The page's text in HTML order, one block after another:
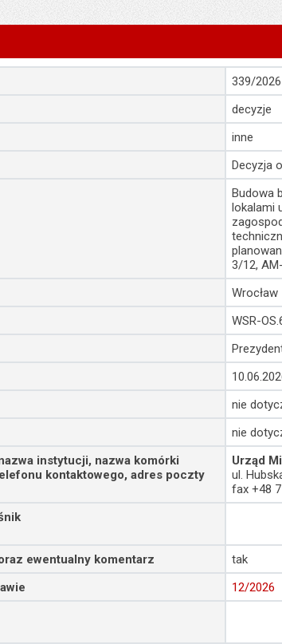
339/2026
decyzje
inne
Decyzja
Budowa
lokalami
3/12,
Wrocław
WSR-
nie
nie
instytucji, nazwa komórki
kontaktowego, adres poczty
Urząd
ul.
fax +48
ewentualny komentarz
tak
12/2026